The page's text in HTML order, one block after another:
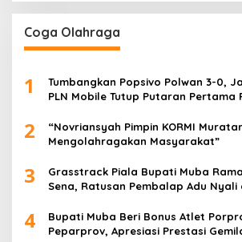
Coga Olahraga
1
Tumbangkan Popsivo Polwan 3-0,
PLN Mobile Tutup Putaran Pertama
2
“Novriansyah Pimpin KORMI
Mengolahragakan Masyarakat”
3
Grasstrack Piala Bupati Muba
Sena, Ratusan Pembalap Adu Nyali
4
Bupati Muba Beri Bonus Atlet
Peparprov, Apresiasi Prestasi